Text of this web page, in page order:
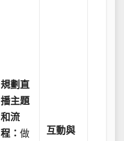
規劃直
播主題
和流
程：做
互動與